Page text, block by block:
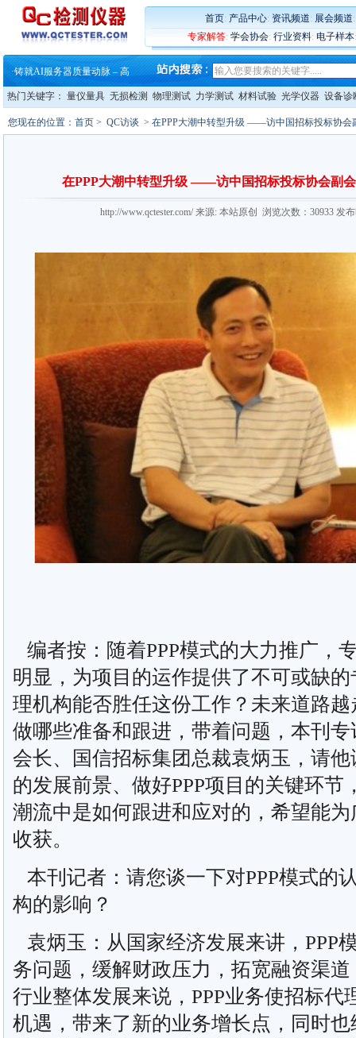
首页: 产品中心: 资讯频道: 展会频道
专家解答: 学会协会: 行业资料: 电子样本
蔡司软件 | 高效变形分析能
铸就AI服务器质量动脉 – 高
·铸就AI服务器质量动脉 – 高
·ZEISS BOSELLO ADR 让内部缺
·蔡司和亿纬锂能达成战略合作
·大牌云集 买家升级 ——26
·铸就AI服务器质量动脉 – 高
大牌云集 买家升级 ——26
热门关键字： 量仪量具 无损检测 物理测试 力学测试 材料试验 光学仪器 设备诊
您现在的位置： 首页 > QC访谈 > 在PPP大潮中转型升级 ——访中国招标投标协会
在PPP大潮中转型升级 ——访中国招标投标协会副
http://www.qctester.com/ 来源: 本站原创 浏览次数：30933 发
编者按：随着PPP模式的大力推广，
明显，为项目的运作提供了不可或缺
理机构能否胜任这份工作？未来道路
做哪些准备和跟进，带着问题，本刊
会长、国信招标集团总裁袁炳玉，请他
的发展前景、做好PPP项目的关键环节
潮流中是如何跟进和应对的，希望能
收获。
本刊记者：请您谈一下对PPP模式的
构的影响？
袁炳玉：从国家经济发展来讲，PPP
务问题，缓解财政压力，拓宽融资渠
行业整体发展来说，PPP业务使招标代
机遇，带来了新的业务增长点，同时